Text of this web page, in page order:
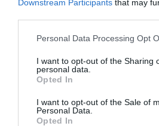
Downstream Participants that may
Personal Data Processing Opt
I want to opt-out of the Sharing
personal data.
Opted In
I want to opt-out of the Sale of
Personal Data.
Opted In
εμπεριέχει εν μέσω των
και αυτούς στην παράγραφο
για να διατηρήσει από την μία
αναγνώστη και από την άλλη για
παύσεις που ίσως εκτροχίαζαν
που με κόπο έχει χτίσει.